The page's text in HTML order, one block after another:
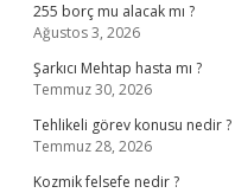
255 borç mu alacak mı ?
Ağustos 3, 2026
Şarkıcı Mehtap hasta mı ?
Temmuz 30, 2026
Tehlikeli görev konusu nedir ?
Temmuz 28, 2026
Kozmik felsefe nedir ?